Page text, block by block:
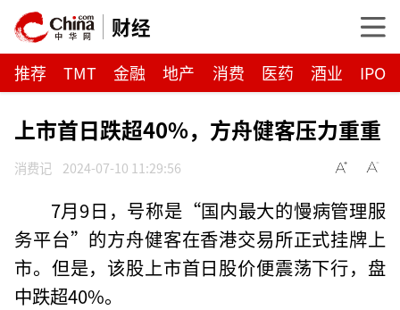
财经
推荐 TMT 金融 地产 消费 医药 酒业 IPO
上市首日跌超40%，方舟健客压力重重
消费记 2024-07-10 11:29:56
7月9日，号称是“国内最大的慢病管理服
务平台”的方舟健客在香港交易所正式挂牌上
市。但是，该股上市首日股价便震荡下行，盘
中跌超40%。